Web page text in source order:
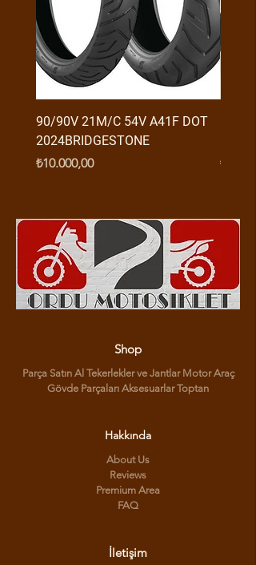
90/90V 21M/C 54V A41F DOT
2024BRIDGESTONE
Fiyat
₺10.000,00
Fiyat
₺950,00
Shop
Parça Satın Al Tekerlekler ve Jantlar Motor Araç
Gövde Parçaları Aksesuarlar Toptan
Hakkında
About Us
Reviews
Premium Area
FAQ
İletişim